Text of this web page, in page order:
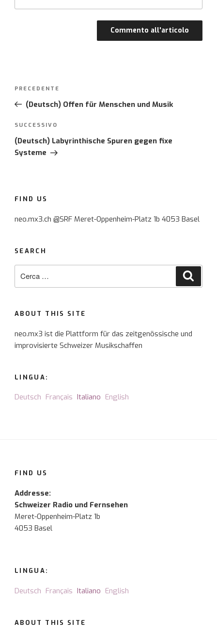
Post
navigation
Articolo
precedente:
PRECEDENTE
(Deutsch) Offen für Menschen und Musik
Articolo
successivo
SUCCESSIVO
(Deutsch) Labyrinthische Spuren gegen fixe
Systeme
FIND US
neo.mx3.ch @SRF Meret-Oppenheim-Platz 1b 4053 Basel
SEARCH
ABOUT THIS SITE
neo.mx3 ist die Plattform für das zeitgenössische und
improvisierte Schweizer Musikschaffen
LINGUA:
Deutsch Français Italiano English
FIND US
Addresse:
Schweizer Radio und Fernsehen
Meret-Oppenheim-Platz 1b
4053 Basel
LINGUA:
Deutsch Français Italiano English
ABOUT THIS SITE